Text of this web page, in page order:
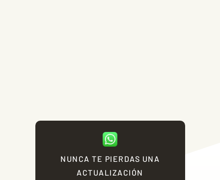
NUNCA TE PIERDAS UNA
ACTUALIZACIÓN